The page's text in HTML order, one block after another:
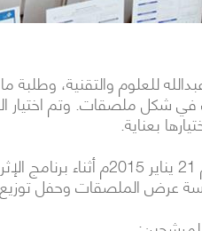
للعلوم والتقنية، وطلبة
في شكل ملصقات. وتم اختيار
بعناية.
عرض الملصقات وحفل توزيع